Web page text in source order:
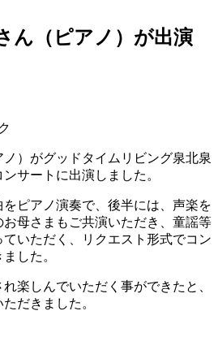
ん（ピアノ）が出演
）がグッドタイムリビング泉北泉
サートに出演しました。
ピアノ演奏で、後半には、声楽を
母さまもご共演いただき、童謡等
いただく、リクエスト形式でコン
した。
楽しんでいただく事ができたと、
だきました。